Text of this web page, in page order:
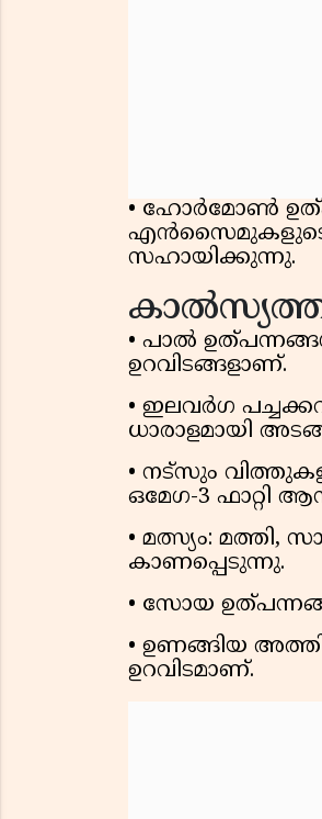
• ഹോർമോൺ
സഹായിക്കുന്നു.
• പാൽ
ഉറവിടങ്ങളാണ്.
• ഇലവർഗ
ധാരാളമായി
• നട്‌സും
ഒമേഗ-3 ഫാറ്റി
• മത്സ്യം: മത്തി,
കാണപ്പെടുന്നു.
• സോയ
• ഉണങ്ങിയ
ഉറവിടമാണ്.